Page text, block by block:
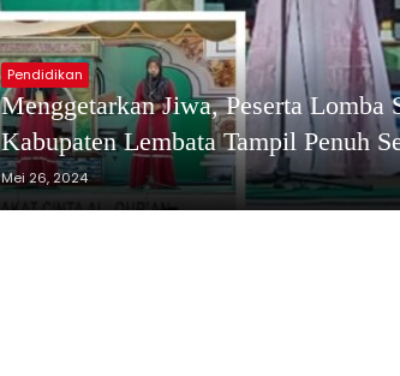
Pendidikan
Menggetarkan Jiwa, Peserta
Kabupaten Lembata Tampil Penuh
Mei 26, 2024